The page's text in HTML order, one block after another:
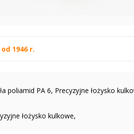
1946 r.
poliamid PA 6, Precyzyjne łożysko
łożysko kulkowe,